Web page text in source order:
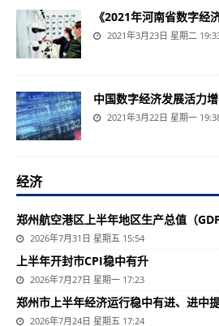
《2021年河南省数字经
2021年3月23日 星期二
中国数字经济发展活力
2021年3月22日 星期一
经济
郑州航空港区上半年地区生产总值（
2026年7月31日 星期五 15:54
上半年开封市CPI稳中有升
2026年7月27日 星期一 17:23
郑州市上半年经济运行稳中有进、进中
2026年7月24日 星期五 17:24